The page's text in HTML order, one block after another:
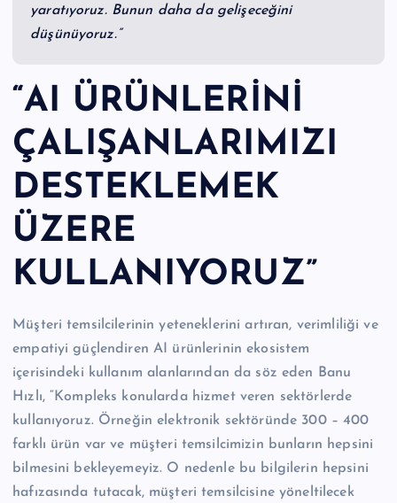
yaratıyoruz. Bunun daha da gelişeceğini
düşünüyoruz.”
“AI ÜRÜNLERİNİ
ÇALIŞANLARIMIZI
DESTEKLEMEK
ÜZERE
KULLANIYORUZ”
Müşteri temsilcilerinin yeteneklerini artıran, verimliliği ve
empatiyi güçlendiren AI ürünlerinin ekosistem
içerisindeki kullanım alanlarından da söz eden Banu
Hızlı, “Kompleks konularda hizmet veren sektörlerde
kullanıyoruz. Örneğin elektronik sektöründe 300 – 400
farklı ürün var ve müşteri temsilcimizin bunların hepsini
bilmesini bekleyemeyiz. O nedenle bu bilgilerin hepsini
hafızasında tutacak, müşteri temsilcisine yöneltilecek